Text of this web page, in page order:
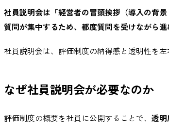
社員説明会は「経営者の冒頭挨拶（導入の背
質問が集中するため、都度質問を受けながら
社員説明会は、評価制度の納得感と透明性を
なぜ社員説明会が必要なのか
評価制度の概要を社員に公開することで、 透